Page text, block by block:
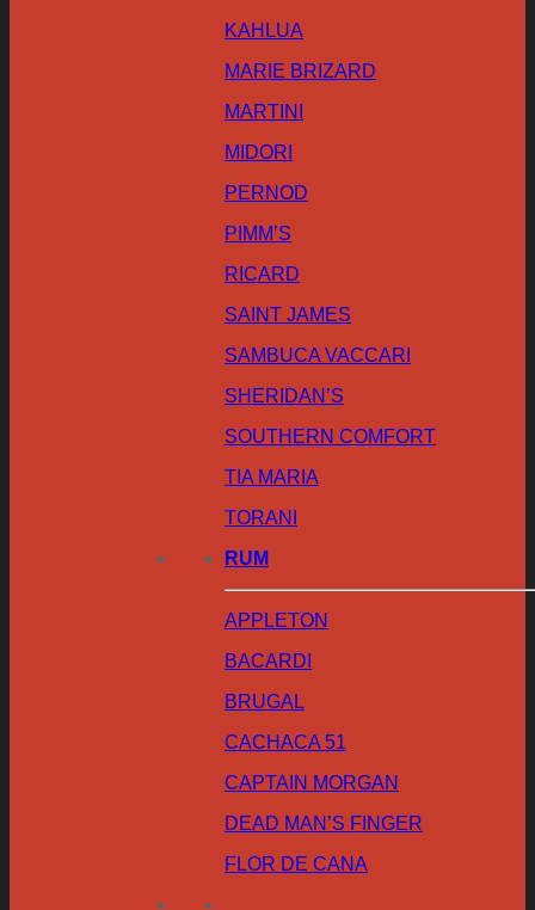
KAHLUA
MARIE BRIZARD
MARTINI
MIDORI
PERNOD
PIMM’S
RICARD
SAINT JAMES
SAMBUCA VACCARI
SHERIDAN’S
SOUTHERN COMFORT
TIA MARIA
TORANI
RUM
APPLETON
BACARDI
BRUGAL
CACHACA 51
CAPTAIN MORGAN
DEAD MAN’S FINGER
FLOR DE CANA